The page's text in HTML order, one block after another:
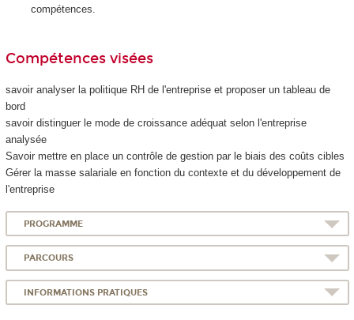
compétences.
Compétences visées
savoir analyser la politique RH de l'entreprise et proposer un tableau de
bord
savoir distinguer le mode de croissance adéquat selon l'entreprise
analysée
Savoir mettre en place un contrôle de gestion par le biais des coûts cibles
Gérer la masse salariale en fonction du contexte et du développement de
l'entreprise
PROGRAMME
PARCOURS
INFORMATIONS PRATIQUES